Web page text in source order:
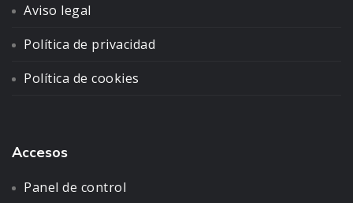
Aviso legal
Política de privacidad
Política de cookies
Accesos
Panel de control